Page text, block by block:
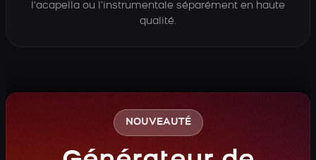
l’acapella ou l’instrumentale séparément en haute
qualité.
NOUVEAUTÉ